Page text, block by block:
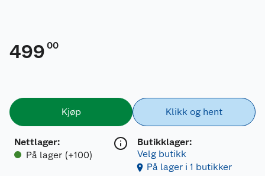
499 00
Kjøp
Nettlager:
På lager (+100)
Klikk og hent
Butikklager:
Velg butikk
På lager i 1 butikker